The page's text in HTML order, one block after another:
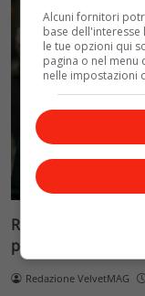
Politica
Riconoscimento
polizia: proteste
Redazione VelvetMAG
Alcuni fornitori
base
le tue opzioni qui
pagina o nel menu
nelle impostazioni